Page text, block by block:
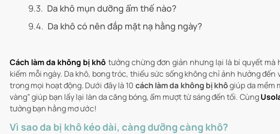
Da khô mụn dưỡng ẩm thế nào?
Da khô có nên đắp mặt nạ hằng ngày?
Cách làm da không bị khô tưởng chừng đơn giản nhưng lại là bí quyết
kiếm mỗi ngày. Da khô, bong tróc, thiếu sức sống không chỉ ảnh hưởng
trong mọi hoạt động. Dưới đây là 10 cách làm da không bị khôgiúp da mềm
vàng” giúp bạn lấy lại làn da căng bóng, ẩm mượt từ sáng đến tối. Cùng
tưởng bạn hằng mơ ước!
Vì sao da bị khô kéo dài, càng dưỡng càng khô?